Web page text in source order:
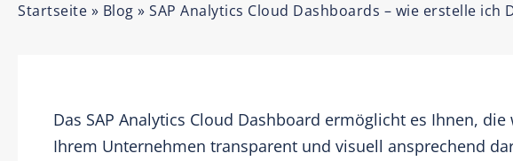
Startseite » Blog » SAP Analytics Cloud Dashboards – wie erstelle ich
Das SAP Analytics Cloud Dashboard ermöglicht es Ihnen,
Ihrem Unternehmen transparent und visuell ansprechend